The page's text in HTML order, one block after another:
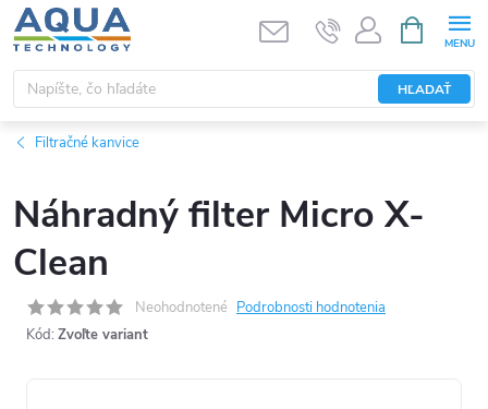
Prejsť
na
obsah
HĽADAŤ
KOŠÍK
Filtračné kanvice
Náhradný filter Micro X-
Clean
Neohodnotené Podrobnosti hodnotenia
Kód: Zvoľte variant